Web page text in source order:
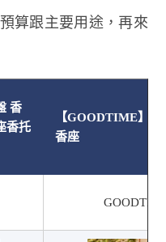
算跟主要用途，再來
香
香托
【GOODTIME】木
香座